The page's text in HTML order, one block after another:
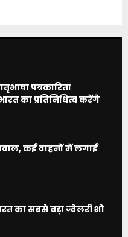
पत्रकारिता
का प्रतिनिधित्व करेंगे
कई वाहनों में लगाई
का सबसे बड़ा ज्वेलरी शो